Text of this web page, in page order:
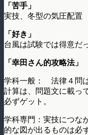
「苦手」
実技、冬型の気圧配置
「好き」
台風は試験では得意だ
「幸田さん的攻略法」
学科一般： 法律４問
計算は、問題文に載っ
必ずゲット。
学科専門：実技につな
的な図が出るものは必